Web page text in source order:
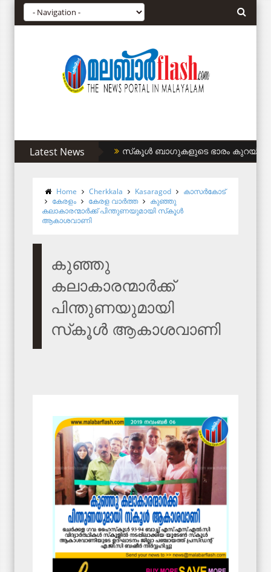
Latest News സിഎഎ അനുകൂലികള്‍ക്ക് കുടിവെള്ളം
Home Cherkkala Kasaragod
കാസര്‍കോട്
കേരളം
കേരള വാര്‍ത്ത
കുഞ്ഞു
കലാകാരന്മാര്‍ക്ക് പിന്തുണയുമായി സ്‌കൂള്‍
ആകാശവാണി
കുഞ്ഞു
കലാകാരന്മാര്‍ക്ക്
പിന്തുണയുമായി
സ്‌കൂള്‍ ആകാശവാണി